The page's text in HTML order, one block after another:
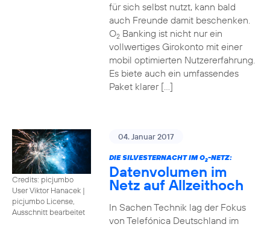
für sich selbst nutzt, kann bald
auch Freunde damit beschenken.
O2Banking ist nicht nur ein
vollwertiges Girokonto mit einer
mobil optimierten Nutzererfahrung.
Es biete auch ein umfassendes
Paket klarer […]
Credits: picjumbo
User Viktor Hanacek |
picjumbo License,
Ausschnitt bearbeitet
04. Januar 2017
DIE SILVESTERNACHT IM O2-NETZ:
Datenvolumen im
Netz auf Allzeithoch
In Sachen Technik lag der Fokus
von Telefónica Deutschland im